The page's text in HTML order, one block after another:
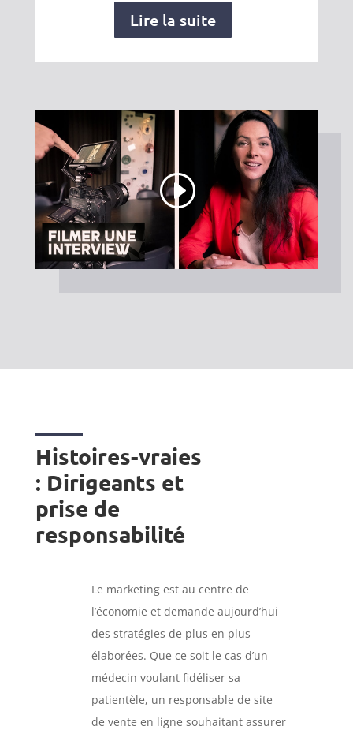
Lire la suite
Histoires-vraies
: Dirigeants et
prise de
responsabilité
Le marketing est au centre de
l’économie et demande aujourd’hui
des stratégies de plus en plus
élaborées. Que ce soit le cas d’un
médecin voulant fidéliser sa
patientèle, un responsable de site
de vente en ligne souhaitant assurer